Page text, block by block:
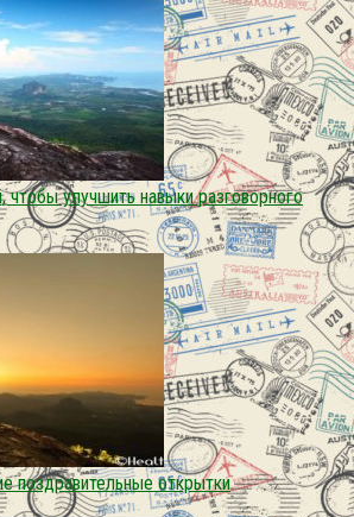
чтобы улучшить навыки разговорного
поздравительные открытки